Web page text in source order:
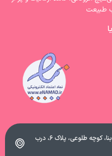
طبیعت
آدرس ما : تهران، خیابان استاد حسن بنا، کوچه طلوعی، پلاک ۶، درب